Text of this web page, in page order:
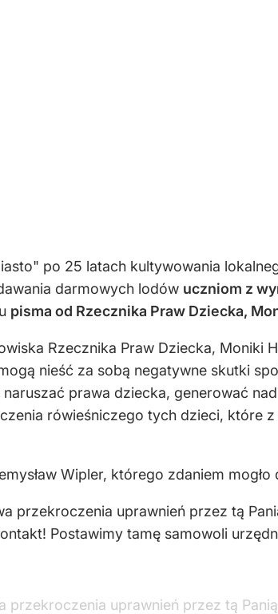
po 25 latach kultywowania
darmowych lodów uczniom z
pisma od Rzecznika Praw Dziecka,
Rzecznika Praw Dziecka, Moniki
nieść za sobą negatywne skutki
prawa dziecka, generować
rówieśniczego tych dzieci, które
Wipler, którego zdaniem
przekroczenia uprawnień przez tą
Postawimy tamę samowoli
przekroczenia uprawnień przez tą